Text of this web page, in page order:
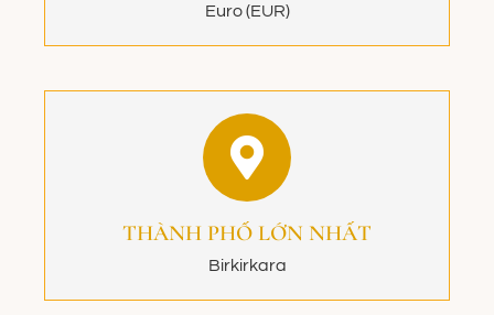
Euro (EUR)
THÀNH PHỐ LỚN NHẤT
Birkirkara